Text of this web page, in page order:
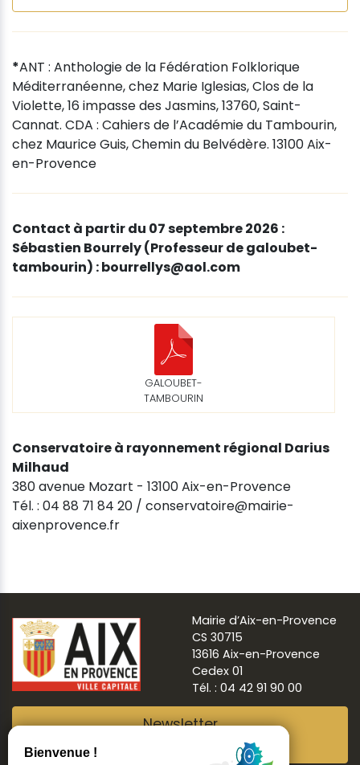
*ANT : Anthologie de la Fédération Folklorique
Méditerranéenne, chez Marie Iglesias, Clos de la
Violette, 16 impasse des Jasmins, 13760, Saint-
Cannat. CDA : Cahiers de l’Académie du Tambourin,
chez Maurice Guis, Chemin du Belvédère. 13100 Aix-
en-Provence
Contact à partir du 07 septembre 2026 :
Sébastien Bourrely (Professeur de galoubet-
tambourin) : bourrellys@aol.com
GALOUBET-
TAMBOURIN
Conservatoire à rayonnement régional Darius
Milhaud
380 avenue Mozart - 13100 Aix-en-Provence
Tél. : 04 88 71 84 20 / conservatoire@mairie-
aixenprovence.fr
Mairie d’Aix-en-Provence
CS 30715
13616 Aix-en-Provence
Cedex 01
Tél. : 04 42 91 90 00
Newsletter